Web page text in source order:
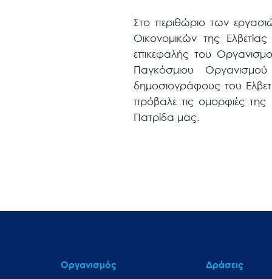
Στο περιθώριο των
Οικονομικών της
επικεφαλής του
Παγκόσμιου
δημοσιογράφους του
πρόβαλε τις ομορφιές της
Πατρίδα μας.
Οργανισμός Δράσεις